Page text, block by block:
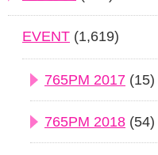
EVENT (1,619)
765PM 2017 (15)
765PM 2018 (54)